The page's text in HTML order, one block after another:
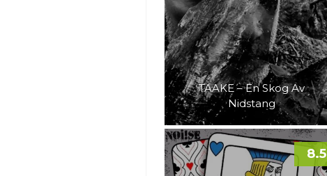
TAAKE – En Skog Av
Nidstang
8.5